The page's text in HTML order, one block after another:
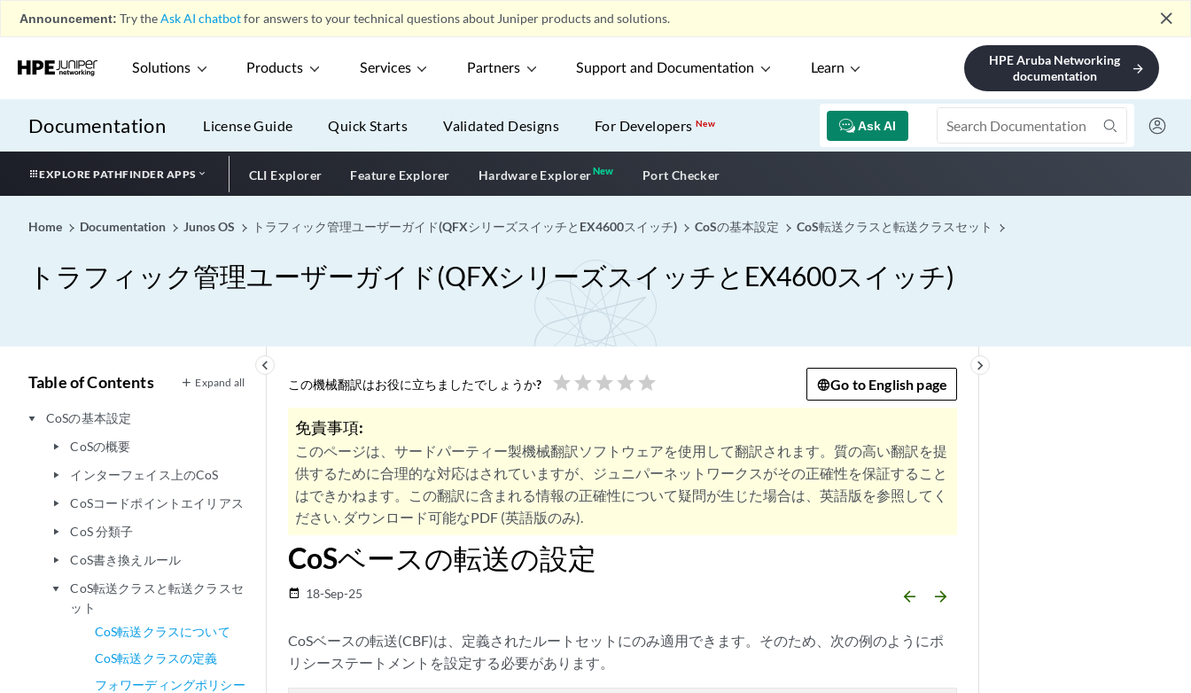
Announcement: Try theAsk AI chatbotfor answers to your technical questions about Juniper products and solutions. close
Solutions Products Services Partners Support and Documentation Learn
HPE Aruba Networking
documentation
arrow_forward
Documentation Ask AI
License Guide Quick Starts Validated Designs For DevelopersNew
EXPLORE PATHFINDER APPS CLI Explorer Feature Explorer Hardware ExplorerNewNew application
Port Checker
Home Documentation Junos OS トラフィック管理ユーザーガイド(QFXシリーズスイッチとEX4600スイッチ) CoSの基本設定 CoS転送クラスと転送クラスセット
トラフィック管理ユーザーガイド(QFXシリーズスイッチとEX4600スイッチ)
keyboard_arrow_left
Table of Contents Expand all
play_arrow CoSの基本設定
play_arrow CoSの概要
play_arrow インターフェイス上のCoS
play_arrow CoSコードポイントエイリアス
play_arrow CoS 分類子
play_arrow CoS書き換えルール
play_arrow
CoS転送クラスと転送クラスセ
ット
CoS転送クラスについて
CoS転送クラスの定義
フォワーディングポリシー
keyboard_arrow_right
この機械翻訳はお役に立ちましたでしょうか? star star star star star Go to English page
免責事項:
このページは、サードパーティー製機械翻訳ソフトウェアを使用して翻訳されます。質の高い翻訳を提
供するために合理的な対応はされていますが、ジュニパーネットワークスがその正確性を保証すること
はできかねます。この翻訳に含まれる情報の正確性について疑問が生じた場合は、英語版を参照してく
ださい. ダウンロード可能なPDF (英語版のみ).
CoSベースの転送の設定
date_range 18-Sep-25 arrow_backward arrow_forward
CoSベースの転送(CBF)は、定義されたルートセットにのみ適用できます。そのため、次の例のようにポ
リシーステートメントを設定する必要があります。